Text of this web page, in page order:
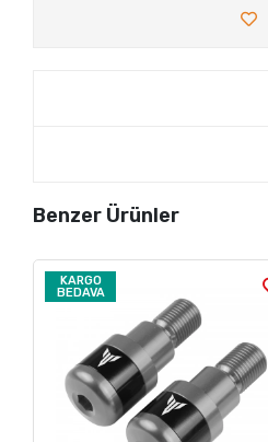
Benzer Ürünler
KARGO
BEDAVA